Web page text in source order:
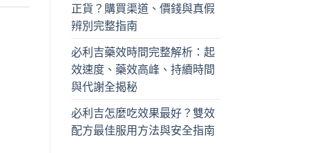
正貨？購買渠道、價錢與真假
辨別完整指南
必利吉藥效時間完整解析：起
效速度、藥效高峰、持續時間
與代謝全揭秘
必利吉怎麼吃效果最好？雙效
配方最佳服用方法與安全指南